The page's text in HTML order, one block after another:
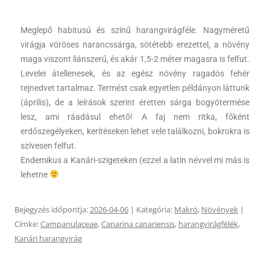
Meglepő habitusú és színű harangvirágféle. Nagyméretű
virágja vöröses narancssárga, sötétebb erezettel, a növény
maga viszont liánszerű, és akár 1,5-2 méter magasra is felfut.
Levelei átellenesek, és az egész növény ragadós fehér
tejnedvet tartalmaz. Termést csak egyetlen példányon láttunk
(április), de a leírások szerint éretten sárga bogyótermése
lesz, ami ráadásul ehető! A faj nem ritka, főként
erdőszegélyeken, kerítéseken lehet vele találkozni, bokrokra is
szívesen felfut.
Endemikus a Kanári-szigeteken (ezzel a latin névvel mi más is
lehetne
Bejegyzés időpontja:2026-04-06 | Kategória: Makró, Növények |
Címke:Campanulaceae,Canarina canariensis, harangvirágfélék,
Kanári harangvirág